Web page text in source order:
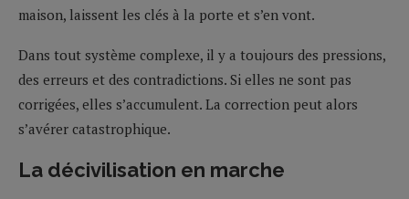
maison, laissent les clés à la porte et s’en vont.
Dans tout système complexe, il y a toujours des pressions,
des erreurs et des contradictions. Si elles ne sont pas
corrigées, elles s’accumulent. La correction peut alors
s’avérer catastrophique.
La décivilisation en marche